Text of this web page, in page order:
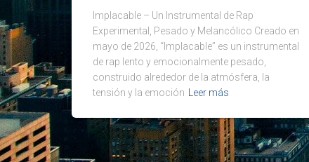
Implacable – Un Instrumental de Rap
Experimental, Pesado y Melancólico Creado en
mayo de 2026, “Implacable” es un instrumental
de rap lento y emocionalmente pesado,
construido alrededor de la atmósfera, la
tensión y la emoción
Leer más